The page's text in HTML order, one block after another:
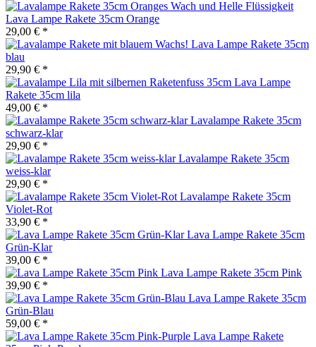
Lava Lampe Rakete 35cm Orange
29,00 € *
Lava Lampe Rakete 35cm
blau
29,90 € *
Lava Lampe
Rakete 35cm lila
49,00 € *
Lavalampe Rakete 35cm
schwarz-klar
29,90 € *
Lavalampe Rakete 35cm
weiss-klar
29,90 € *
Lavalampe Rakete 35cm
Violet-Rot
33,90 € *
Lava Lampe Rakete 35cm
Grün-Klar
39,00 € *
Lava Lampe Rakete 35cm Pink
39,90 € *
Lava Lampe Rakete 35cm
Grün-Blau
59,00 € *
Lava Lampe Rakete